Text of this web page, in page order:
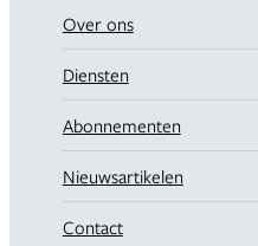
Over ons
Diensten
Abonnementen
Nieuwsartikelen
Contact